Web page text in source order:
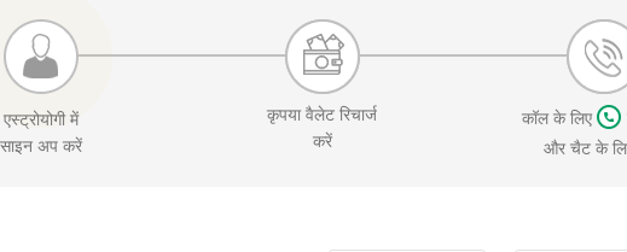
एस्ट्रोयोगी में
साइन अप करें
कृपया वैलेट रिचार्ज
करें
कॉल के लिए
और चैट